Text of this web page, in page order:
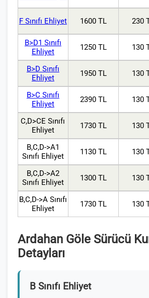
F Sınıfı Ehliyet 1600 TL 230
B>D1 Sınıfı
Ehliyet
1250 TL 130
B>D Sınıfı
Ehliyet
1950 TL 130
B>C Sınıfı
Ehliyet
2390 TL 130
C,D>CE Sınıfı
Ehliyet
1730 TL 130
B,C,D->A1
Sınıfı Ehliyet
1130 TL 130
B,C,D->A2
Sınıfı Ehliyet
1300 TL 130
B,C,D->A Sınıfı
Ehliyet
1730 TL 130
Ardahan Göle Sürücü
Detayları
B Sınıfı Ehliyet